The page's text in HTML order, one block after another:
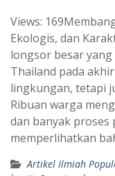
a
t
s
A
p
p
l
e
g
r
a
m
Views:
Ekologis, dan
longsor besar yang
Thailand pada
lingkungan, tetapi
Ribuan warga
dan banyak proses
memperlihatkan
Artikel Ilmiah